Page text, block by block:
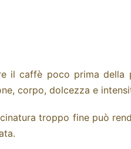
il caffè poco prima della
corpo, dolcezza e
troppo fine può